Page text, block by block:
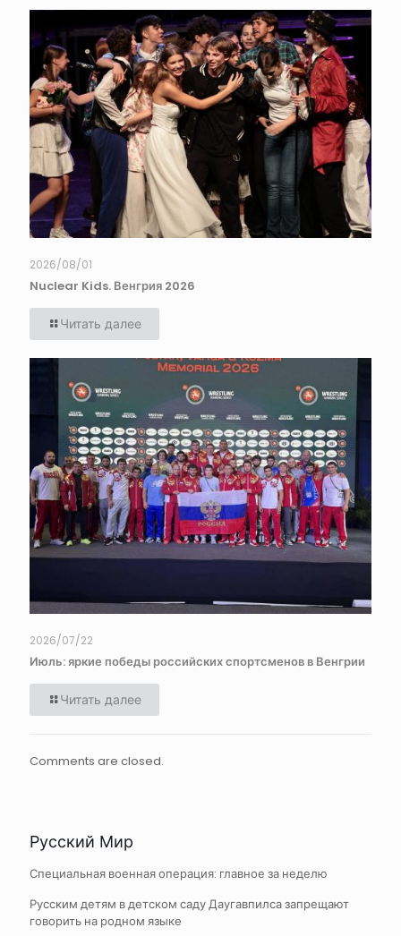
2026/08/01
Nuclear Kids. Венгрия 2026
Читать далее
2026/07/22
Июль: яркие победы российских спортсменов в Венгрии
Читать далее
Comments are closed.
Русский Мир
Специальная военная операция: главное за неделю
Русским детям в детском саду Даугавпилса запрещают
говорить на родном языке